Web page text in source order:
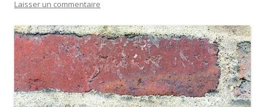
Laisser un commentaire